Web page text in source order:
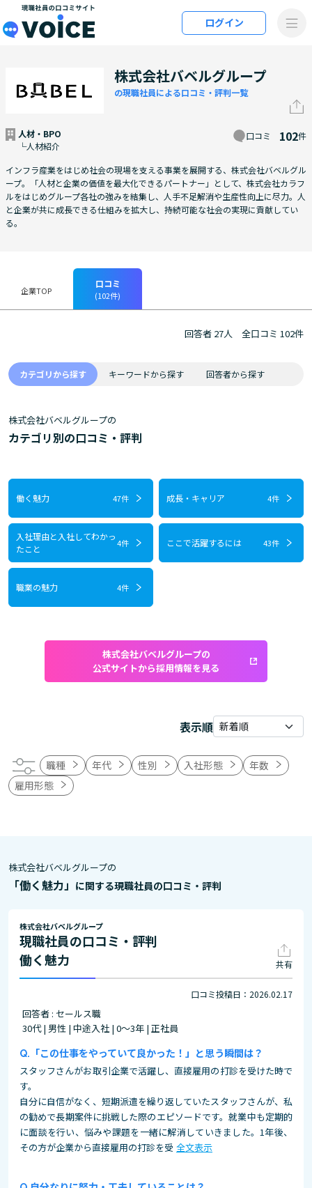
メインコンテンツにスキップ
ログイン
株式会社バベルグループ
の現職社員による口コミ・評判一覧
人材・BPO
└人材紹介
口コミ 102件
インフラ産業をはじめ社会の現場を支える事業を展開する、株式会社バベルグル
ープ。「人材と企業の価値を最大化できるパートナー」として、株式会社カラフ
ルをはじめグループ各社の強みを結集し、人手不足解消や生産性向上に尽力。人
と企業が共に成長できる仕組みを拡大し、持続可能な社会の実現に貢献してい
る。
企業TOP
口コミ
(102件)
回答者 27人 全口コミ 102件
カテゴリから探す キーワードから探す 回答者から探す
株式会社バベルグループの
カテゴリ別の口コミ・評判
働く魅力 47件 成長・キャリア 4件
入社理由と入社してわかっ
たこと
4件 ここで活躍するには 43件
職業の魅力 4件
株式会社バベルグループの
公式サイトから採用情報を見る
表示順
職種 年代 性別 入社形態
年数
雇用形態
株式会社バベルグループの
「働く魅力」 に関する現職社員の口コミ・評判
株式会社バベルグループ
現職社員の口コミ・評判
働く魅力
共有
口コミ投稿日：2026.02.17
回答者 : セールス職
30代 | 男性 | 中途入社 | 0～3年 | 正社員
「この仕事をやっていて良かった！」と思う瞬間は？
スタッフさんがお取引企業で活躍し、直接雇用の打診を受けた時で
す。
自分に自信がなく、短期派遣を繰り返していたスタッフさんが、私
の勧めで長期案件に挑戦した際のエピソードです。就業中も定期的
に面談を行い、悩みや課題を一緒に解消していきました。1年後、
その方が企業から直接雇用の打診を受 全文表示